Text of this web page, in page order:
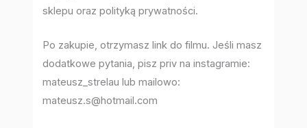
sklepu oraz polityką prywatności.
Po zakupie, otrzymasz link do filmu. Jeśli masz
dodatkowe pytania, pisz priv na instagramie:
mateusz_strelau lub mailowo:
mateusz.s@hotmail.com